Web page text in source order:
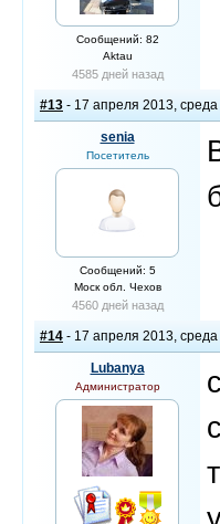
Сообщений: 82
Aktau
4585 дней назад
#13 - 17 апреля 2013, среда
senia
Посетитель
Сообщений: 5
Моск обл. Чехов
4560 дней назад
#14 - 17 апреля 2013, среда
Lubanya
Администратор